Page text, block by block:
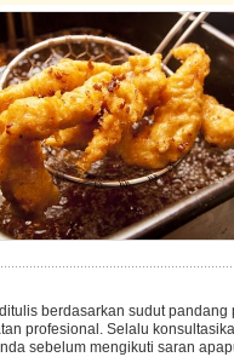
berdasarkan sudut pandang
profesional. Selalu
sebelum mengikuti saran